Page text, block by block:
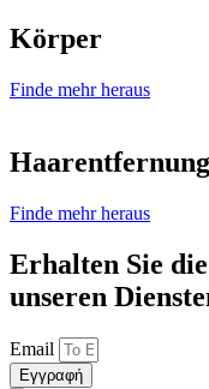
Körper
Finde mehr heraus
Haarentfernung
Finde mehr heraus
Erhalten Sie
unseren
Email
Εγγραφή